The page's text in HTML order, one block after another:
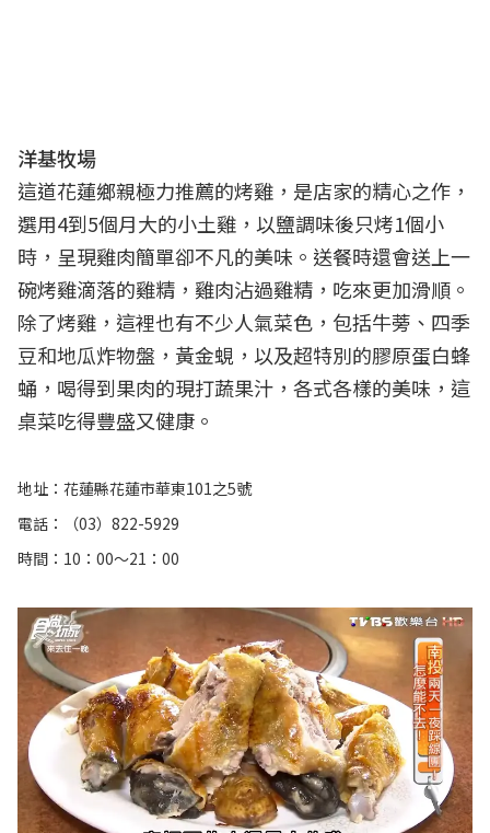
洋基牧場
這道花蓮鄉親極力推薦的烤雞，是店家的精心之作，
選用4到5個月大的小土雞，以鹽調味後只烤1個小
時，呈現雞肉簡單卻不凡的美味。送餐時還會送上一
碗烤雞滴落的雞精，雞肉沾過雞精，吃來更加滑順。
除了烤雞，這裡也有不少人氣菜色，包括牛蒡、四季
豆和地瓜炸物盤，黃金蜆，以及超特別的膠原蛋白蜂
蛹，喝得到果肉的現打蔬果汁，各式各樣的美味，這
桌菜吃得豐盛又健康。
地址：花蓮縣花蓮市華東101之5號
電話：（03）822-5929
時間：10：00～21：00